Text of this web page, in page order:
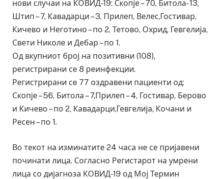
нови случаи на КОВИД-19: Скопје – 70, Битола- 13,
Штип – 7, Кавадарци – 3, Прилеп, Велес,Гостивар,
Кичево и Неготино – по 2, Тетово, Охрид, Гевгелија,
Свети Николе и Дебар – по 1.
Од вкупниот број на позитивни (108),
регистрирани се 8 реинфекции.
Регистрирани сe 77 оздравени пациенти од:
Скопје – 56, Битола – 7,Прилеп – 4, Гостивар, Берово
и Кичево – по 2, Кавадарци,Гевгелија, Кочани и
Ресен – по 1.
Во текот на изминатите 24 часа не се пријавени
починати лица. Согласно Регистарот на умрени
лица со дијагноза КОВИД-19 од Мој Термин